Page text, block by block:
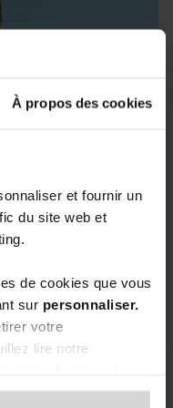
À propos des cookies
et fournir un
du site web et
de cookies que vous
sur personnaliser.
votre
lire notre
pour